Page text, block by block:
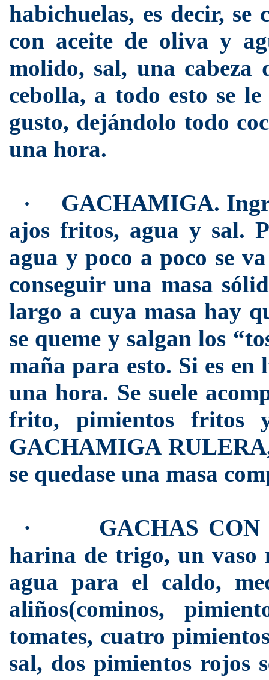
habichuelas, es decir,
con aceite de oliva y
molido, sal, una cabeza
cebolla, a todo esto se
gusto, dejándolo todo
una hora.
·
GACHAMIGA.
ajos fritos, agua y sal.
agua y poco a poco se
conseguir una masa
largo a cuya masa hay
se queme y salgan los
maña para esto. Si es en
una hora. Se suele
frito, pimientos fritos
GACHAMIGA
se quedase una masa
·
GACHAS
harina de trigo, un vaso
agua para el caldo,
aliños(cominos,
tomates, cuatro
sal, dos pimientos rojos